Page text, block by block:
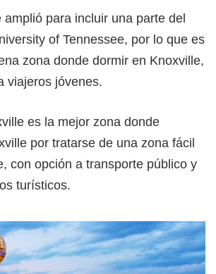
amplió para incluir una parte del
of Tennessee, por lo que es
zona donde dormir en Knoxville,
viajeros jóvenes.
es la mejor zona donde
por tratarse de una zona fácil
con opción a transporte público y
turísticos.